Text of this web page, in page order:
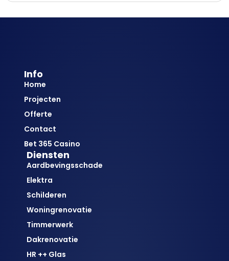
Info
Home
Projecten
Offerte
Contact
Bet 365 Casino
Diensten
Aardbevingsschade
Elektra
Schilderen
Woningrenovatie
Timmerwerk
Dakrenovatie
HR ++ Glas